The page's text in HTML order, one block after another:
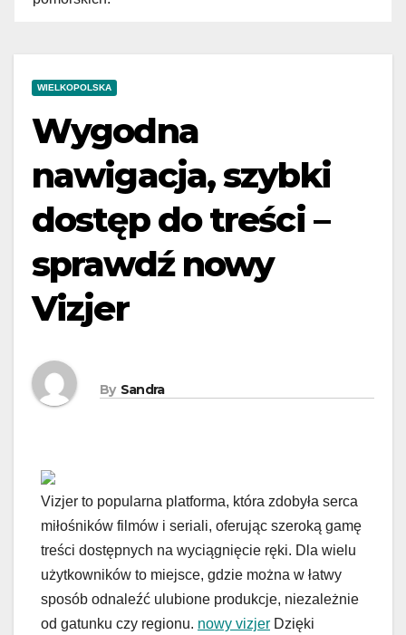
WIELKOPOLSKA
Wygodna
nawigacja, szybki
dostęp do treści –
sprawdź nowy
Vizjer
By Sandra
Vizjer to popularna platforma, która zdobyła serca
miłośników filmów i seriali, oferując szeroką gamę
treści dostępnych na wyciągnięcie ręki. Dla wielu
użytkowników to miejsce, gdzie można w łatwy
sposób odnaleźć ulubione produkcje, niezależnie
od gatunku czy regionu. nowy vizjer Dzięki